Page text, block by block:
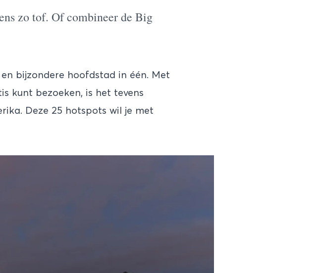
zo tof. Of combineer de Big
bijzondere hoofdstad in één. Met
kunt bezoeken, is het tevens
. Deze 25 hotspots wil je met